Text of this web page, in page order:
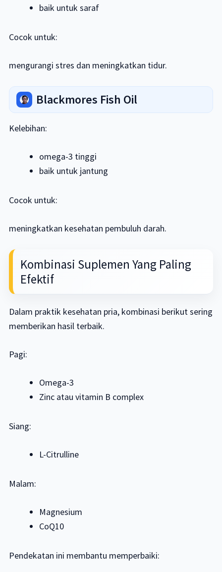
baik untuk saraf
Cocok untuk:
mengurangi stres dan meningkatkan tidur.
Blackmores Fish Oil
Kelebihan:
omega-3 tinggi
baik untuk jantung
Cocok untuk:
meningkatkan kesehatan pembuluh darah.
Kombinasi Suplemen Yang Paling
Efektif
Dalam praktik kesehatan pria, kombinasi berikut sering
memberikan hasil terbaik.
Pagi:
Omega-3
Zinc atau vitamin B complex
Siang:
L-Citrulline
Malam:
Magnesium
CoQ10
Pendekatan ini membantu memperbaiki: